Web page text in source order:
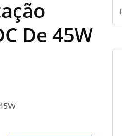
De 45W